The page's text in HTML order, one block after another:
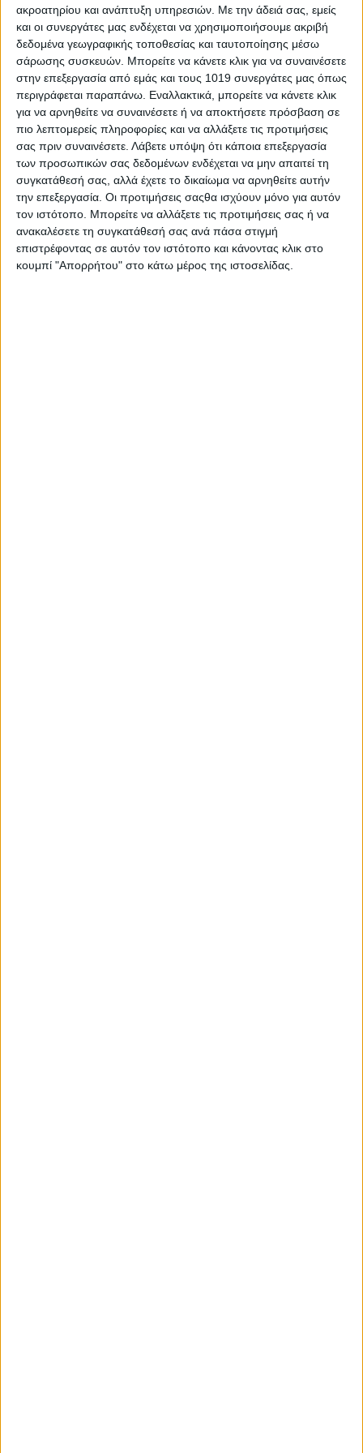
ακροατηρίου και ανάπτυξη υπηρεσιών. Με την άδειά σας, εμείς
και οι συνεργάτες μας ενδέχεται να χρησιμοποιήσουμε ακριβή
δεδομένα γεωγραφικής τοποθεσίας και ταυτοποίησης μέσω
σάρωσης συσκευών. Μπορείτε να κάνετε κλικ για να συναινέσετε
στην επεξεργασία από εμάς και τους 1019 συνεργάτες μας όπως
περιγράφεται παραπάνω. Εναλλακτικά, μπορείτε να κάνετε κλικ
για να αρνηθείτε να συναινέσετε ή να αποκτήσετε πρόσβαση σε
πιο λεπτομερείς πληροφορίες και να αλλάξετε τις προτιμήσεις
σας πριν συναινέσετε. Λάβετε υπόψη ότι κάποια επεξεργασία
των προσωπικών σας δεδομένων ενδέχεται να μην απαιτεί τη
συγκατάθεσή σας, αλλά έχετε το δικαίωμα να αρνηθείτε αυτήν
την επεξεργασία. Οι προτιμήσεις σαςθα ισχύουν μόνο για αυτόν
τον ιστότοπο. Μπορείτε να αλλάξετε τις προτιμήσεις σας ή να
ανακαλέσετε τη συγκατάθεσή σας ανά πάσα στιγμή
επιστρέφοντας σε αυτόν τον ιστότοπο και κάνοντας κλικ στο
κουμπί "Απορρήτου" στο κάτω μέρος της ιστοσελίδας.
στέγαση, το κτίριο του ανενεργού Δημοτικού Σχολείου στην
Παραλία Κύμης. Η κίνηση αυτή διασφαλίζει την ταχεία έναρξη
λειτουργίας του Κέντρου, έως ότου ολοκληρωθούν οι
απαραίτητες εργασίες αποκατάστασης στο εμβληματικό
Μυλωνοπούλειο Ίδρυμα, το οποίο έχει επιλεγεί για τη μόνιμη
έδρα του ΚΠΕ.
Από την πλευρά της, η Υπουργός Παιδείας, κα Σοφία Ζαχαράκη,
άκουσε με προσοχή την εισήγηση του Δημάρχου, αναγνώρισε
τη σημασία της πρωτοβουλίας και συμφώνησε στην
αναγκαιότητα λειτουργίας ενός τέτοιου θεσμού στην περιοχή.
Δεσμεύτηκε, μάλιστα, ότι το Υπουργείο θα συνδράμει ενεργά
ώστε να ξεπεραστούν τυχόν γραφειοκρατικά εμπόδια και να
προχωρήσουν οι διαδικασίες για την επίσημη ίδρυσή του.
Σε δήλωσή του μετά τη συνάντηση, ο Δήμαρχος Κύμης –